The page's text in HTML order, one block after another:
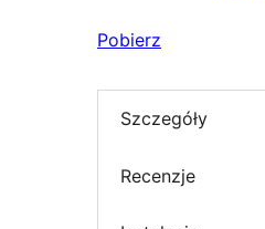
Pobierz
Szczegóły
Recenzje